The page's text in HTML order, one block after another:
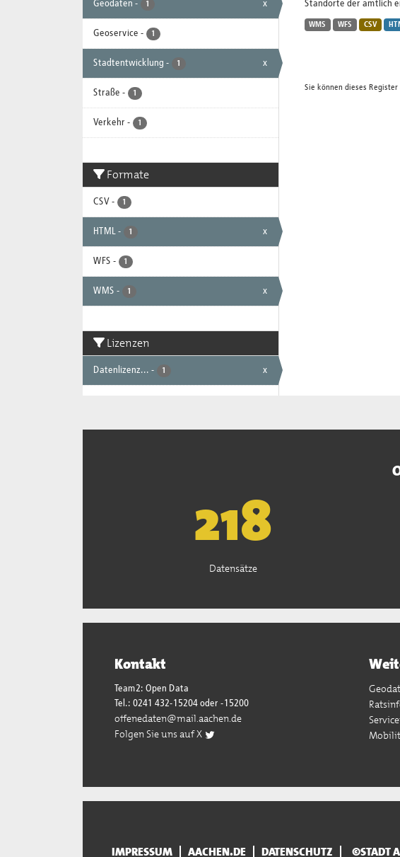
Geodaten - 1 x
Geoservice - 1
Stadtentwicklung - 1 x
Straße - 1
Verkehr - 1
Formate
CSV - 1
HTML - 1 x
WFS - 1
WMS - 1 x
Lizenzen
Datenlizenz... - 1 x
Standorte der amtlich
WMS WFS CSV
Sie können dieses Register
221
Datensätze
Kontakt
Team2: Open Data
Tel.: 0241 432-15204 oder -15200
offenedaten@mail.aachen.de
Folgen Sie uns auf X
IMPRESSUM AACHEN.DE DATENSCHUTZ ©STADT